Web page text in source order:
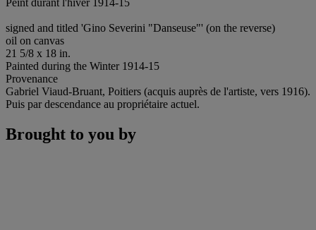
signed and titled 'Gino Severini "Danseuse"' (on the reverse)
oil on canvas
21 5/8 x 18 in.
Painted during the Winter 1914-15
Provenance
Gabriel Viaud-Bruant, Poitiers (acquis auprès de l'artiste, vers 1916).
Puis par descendance au propriétaire actuel.
Brought to you by